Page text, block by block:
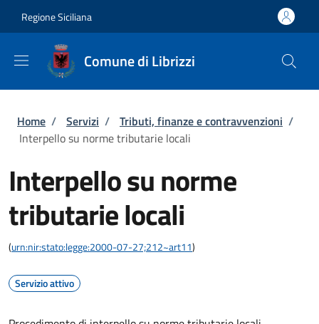
Regione Siciliana
Comune di Librizzi
Briciole di pane
Home / Servizi / Tributi, finanze e contravvenzioni /
Interpello su norme tributarie locali
Interpello su norme
tributarie locali
(urn:nir:stato:legge:2000-07-27;212~art11)
Servizio attivo